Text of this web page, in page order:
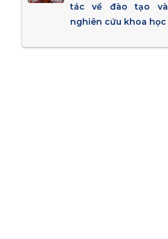
tác về đào tạo và
nghiên cứu khoa học